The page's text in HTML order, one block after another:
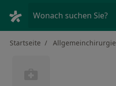
Wonach suchen Sie?
Startseite Allgemeinchirurgie